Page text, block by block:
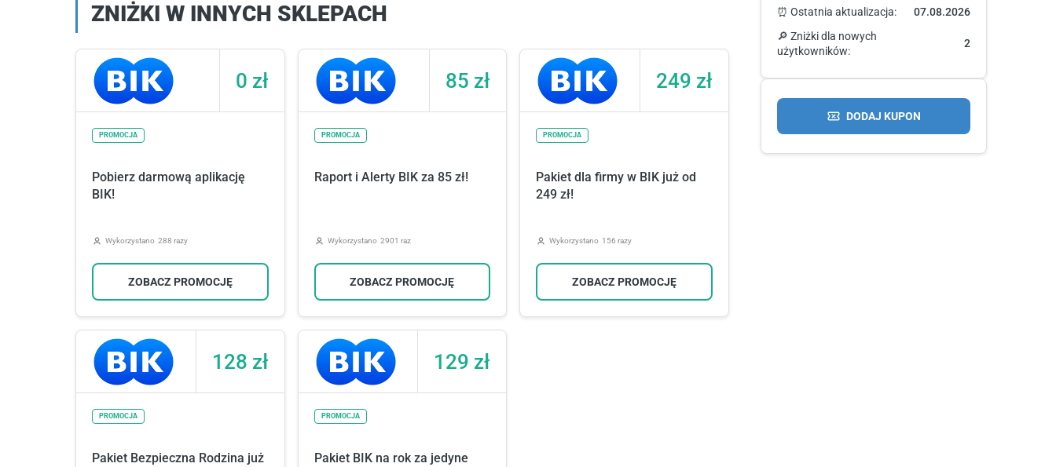
ZNIŻKI W INNYCH SKLEPACH
0 zł
PROMOCJA
Pobierz darmową aplikację
BIK!
Wykorzystano 288 razy
ZOBACZ PROMOCJĘ
85 zł
PROMOCJA
Raport i Alerty BIK za 85 zł!
Wykorzystano 2901 raz
ZOBACZ PROMOCJĘ
249 zł
PROMOCJA
Pakiet dla firmy w BIK już od
249 zł!
Wykorzystano 156 razy
ZOBACZ PROMOCJĘ
128 zł
PROMOCJA
Pakiet Bezpieczna Rodzina już
129 zł
PROMOCJA
Pakiet BIK na rok za jedyne
⏰ Ostatnia aktualizacja:
07.08.2026
🔎 Zniżki dla nowych
użytkowników:
2
DODAJ KUPON